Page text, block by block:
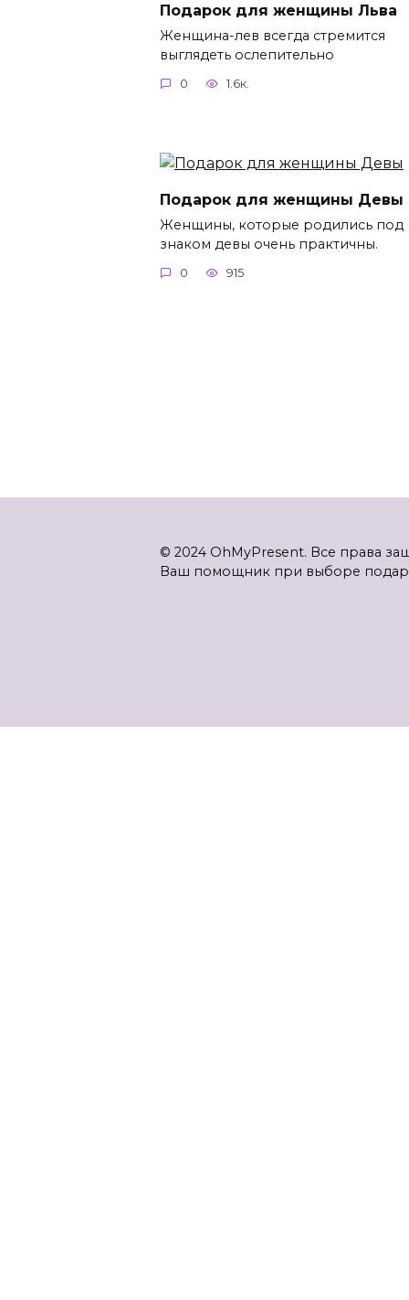
Подарок для женщины Льва
Женщина-лев всегда стремится
выглядеть ослепительно
0 1.6к.
Подарок для женщины Девы
Женщины, которые родились под
знаком девы очень практичны.
0 915
© 2024 OhMyPresent. Все права
Ваш помощник при выборе